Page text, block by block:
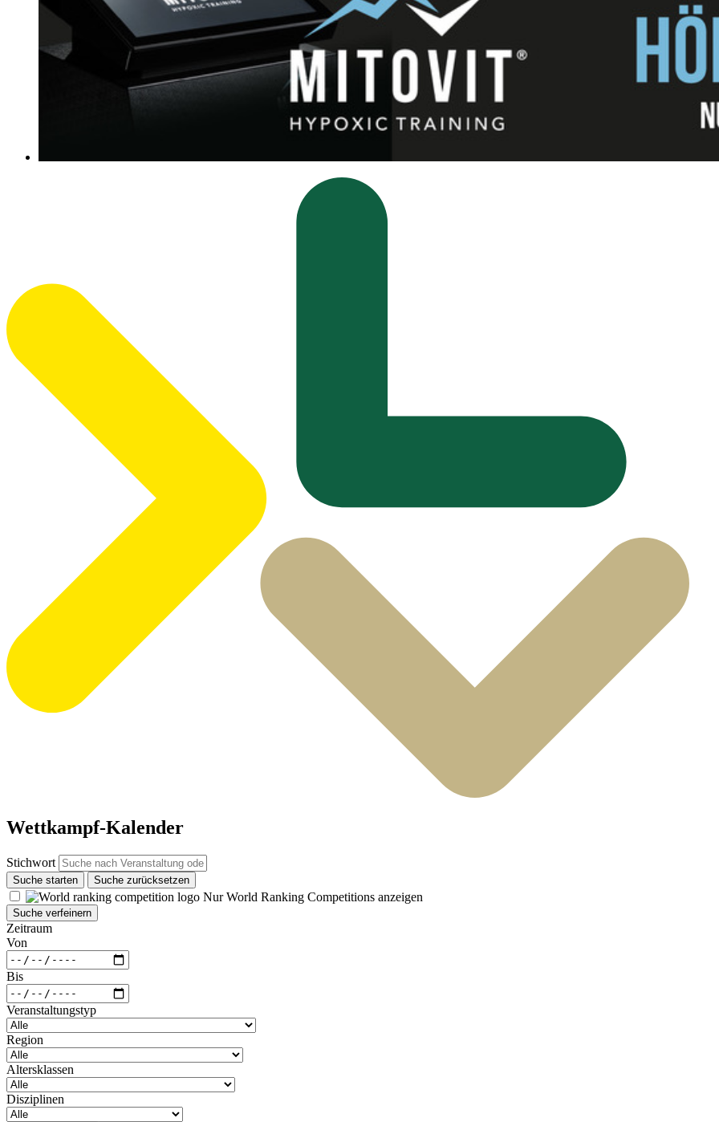
Wettkampf-Kalender
Stichwort
Suche starten Suche zurücksetzen
Nur World Ranking Competitions anzeigen
Suche verfeinern
Zeitraum
Von
Bis
Veranstaltungstyp
Region
Altersklassen
Disziplinen